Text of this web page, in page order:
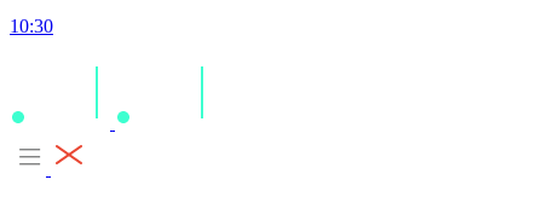
10:30